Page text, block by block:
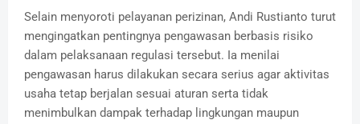
‎Selain menyoroti pelayanan perizinan, Andi Rustianto turut
mengingatkan pentingnya pengawasan berbasis risiko
dalam pelaksanaan regulasi tersebut. Ia menilai
pengawasan harus dilakukan secara serius agar aktivitas
usaha tetap berjalan sesuai aturan serta tidak
menimbulkan dampak terhadap lingkungan maupun